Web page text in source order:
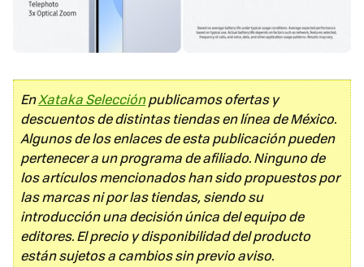
EnXataka Selecciónpublicamos ofertas y
descuentos de distintas tiendas en línea de México.
Algunos de los enlaces de esta publicación pueden
pertenecer a un programa de afiliado. Ninguno de
los artículos mencionados han sido propuestos por
las marcas ni por las tiendas, siendo su
introducción una decisión única del equipo de
editores. El precio y disponibilidad del producto
están sujetos a cambios sin previo aviso.